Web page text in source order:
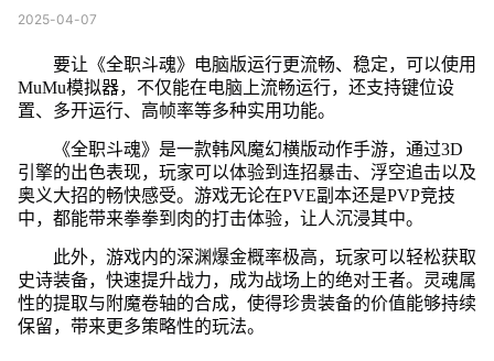
2025-04-07
要让《全职斗魂》电脑版运行更流畅、稳定，可以使用
MuMu模拟器，不仅能在电脑上流畅运行，还支持键位设
置、多开运行、高帧率等多种实用功能。
《全职斗魂》是一款韩风魔幻横版动作手游，通过3D
引擎的出色表现，玩家可以体验到连招暴击、浮空追击以及
奥义大招的畅快感受。游戏无论在PVE副本还是PVP竞技
中，都能带来拳拳到肉的打击体验，让人沉浸其中。
此外，游戏内的深渊爆金概率极高，玩家可以轻松获取
史诗装备，快速提升战力，成为战场上的绝对王者。灵魂属
性的提取与附魔卷轴的合成，使得珍贵装备的价值能够持续
保留，带来更多策略性的玩法。